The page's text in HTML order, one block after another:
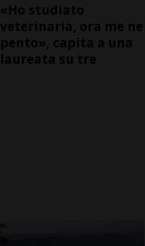
«Ho studiato
veterinaria, ora me ne
pento», capita a una
laureata su tre